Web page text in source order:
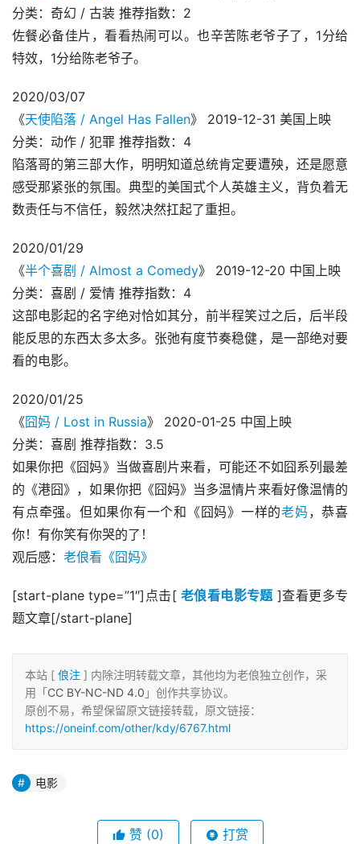
分类：奇幻 / 古装 推荐指数：2
佐餐必备佳片，看看热闹可以。也辛苦陈老爷子了，1分给
特效，1分给陈老爷子。
2020/03/07
《天使陷落 / Angel Has Fallen》 2019-12-31 美国上映
分类：动作 / 犯罪 推荐指数：4
陷落哥的第三部大作，明明知道总统肯定要遭殃，还是愿意
感受那紧张的氛围。典型的美国式个人英雄主义，背负着无
数责任与不信任，毅然决然扛起了重担。
2020/01/29
《半个喜剧 / Almost a Comedy》 2019-12-20 中国上映
分类：喜剧 / 爱情 推荐指数：4
这部电影起的名字绝对恰如其分，前半程笑过之后，后半段
能反思的东西太多太多。张弛有度节奏稳健，是一部绝对要
看的电影。
2020/01/25
《囧妈 / Lost in Russia》 2020-01-25 中国上映
分类：喜剧 推荐指数：3.5
如果你把《囧妈》当做喜剧片来看，可能还不如囧系列最差
的《港囧》，如果你把《囧妈》当多温情片来看好像温情的
有点牵强。但如果你有一个和《囧妈》一样的老妈 ，恭喜
你！有你笑有你哭的了！
观后感： 老俍看《囧妈》
[start-plane type=”1″]点击[ 老俍看电影专题 ]查看更多专
题文章[/start-plane]
本站 [ 俍注 ] 内除注明转载文章，其他均为老俍独立创作，采
用「CC BY-NC-ND 4.0 」创作共享协议。
原创不易，希望保留原文链接转载，原文链接：
https://oneinf.com/other/kdy/6767.html
电影
赞 (0) 打赏